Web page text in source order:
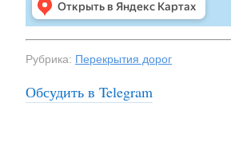
Рубрика: Перекрытия дорог
Обсудить в Telegram